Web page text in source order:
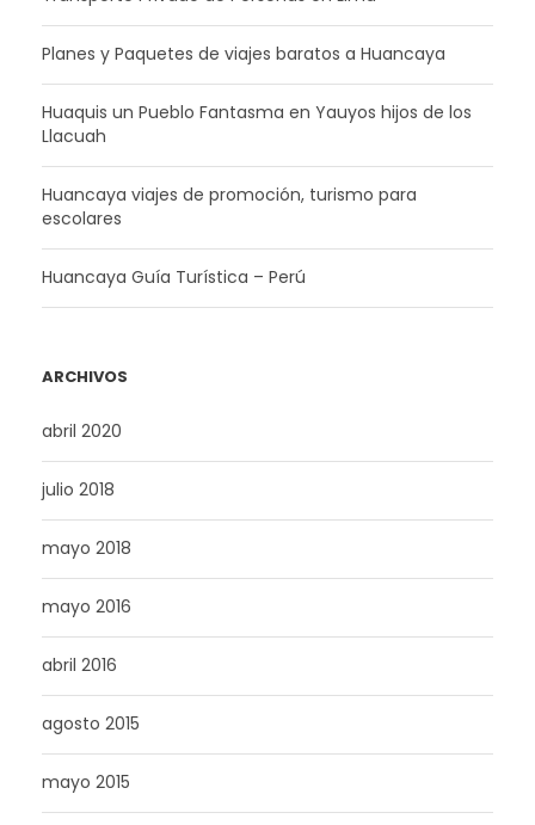
Planes y Paquetes de viajes baratos a Huancaya
Huaquis un Pueblo Fantasma en Yauyos hijos de los
Llacuah
Huancaya viajes de promoción, turismo para
escolares
Huancaya Guía Turística – Perú
ARCHIVOS
abril 2020
julio 2018
mayo 2018
mayo 2016
abril 2016
agosto 2015
mayo 2015